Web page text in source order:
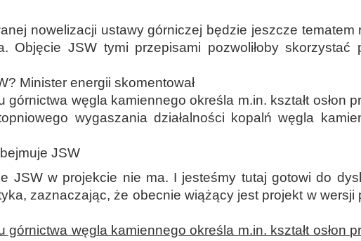
nowelizacji ustawy górniczej będzie jeszcze tematem
Objęcie JSW tymi przepisami pozwoliłoby
Minister energii skomentował
węgla kamiennego określa m.in. kształt osłon
wygaszania działalności kopalń węgla
JSW
JSW w projekcie nie ma. I jesteśmy tutaj gotowi do
zaznaczając, że obecnie wiążący jest projekt w wersji
węgla kamiennego określa m.in. kształt osłon